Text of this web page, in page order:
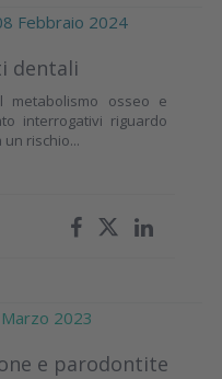
Febbraio 2024
dentali
metabolismo osseo e
interrogativi riguardo
rischio...
2023
e parodontite